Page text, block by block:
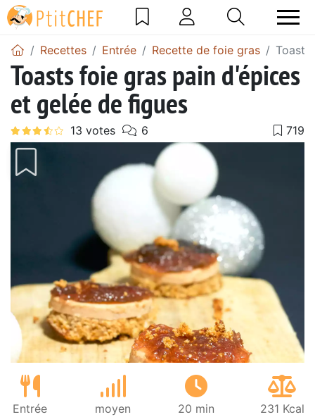
Recettes Entrée Recette de foie gras
Toasts foie gras pain d'épices
et gelée de figues
Entrée moyen 20 min 231 Kcal